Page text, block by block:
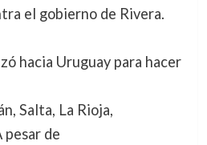
el gobierno de Rivera.
hacia Uruguay para hacer
Salta, La Rioja,
pesar de